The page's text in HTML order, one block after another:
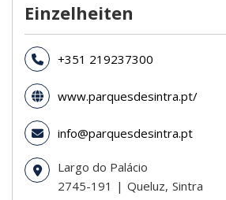
Einzelheiten
+351 219237300
www.parquesdesintra.pt/
info@parquesdesintra.pt
Largo do Palácio
2745-191
Queluz Sintra